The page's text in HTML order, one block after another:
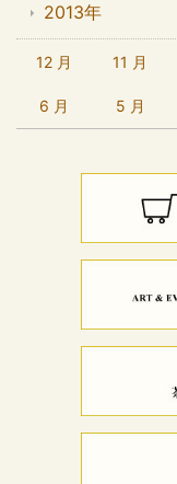
2013年
12 月 11 月
6 月 5 月